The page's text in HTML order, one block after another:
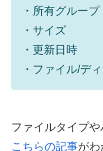
・所有グループ
・サイズ
・更新日時
・ファイル/デ
ファイルタイプや
こちらの記事がわ